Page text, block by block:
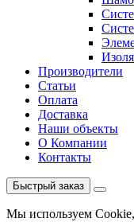
Производители
Статьи
Оплата
Доставка
Наши объекты
О Компании
Контакты
Быстрый заказ
Мы используем